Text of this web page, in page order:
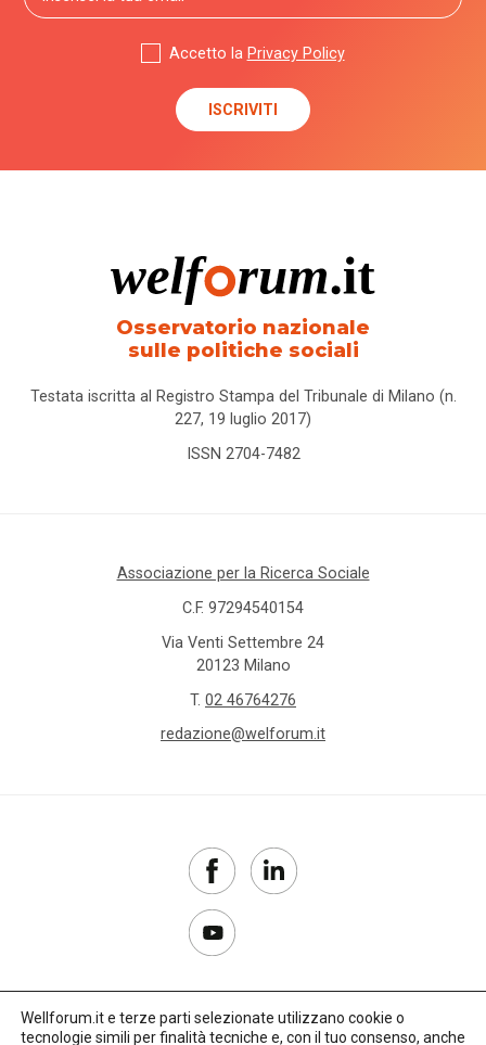
Accetto la Privacy Policy
Osservatorio nazionale
sulle politiche sociali
Testata iscritta al Registro Stampa del Tribunale di Milano (n.
227, 19 luglio 2017)
ISSN 2704-7482
Associazione per la Ricerca Sociale
C.F. 97294540154
Via Venti Settembre 24
20123 Milano
T. 02 46764276
redazione@welforum.it
Wellforum.it e terze parti selezionate utilizzano cookie o
tecnologie simili per finalità tecniche e, con il tuo consenso, anche